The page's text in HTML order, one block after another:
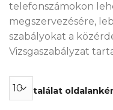
telefonszámokon
megszervezésére,
szabályokat a
Vizsgaszabályzat
találat